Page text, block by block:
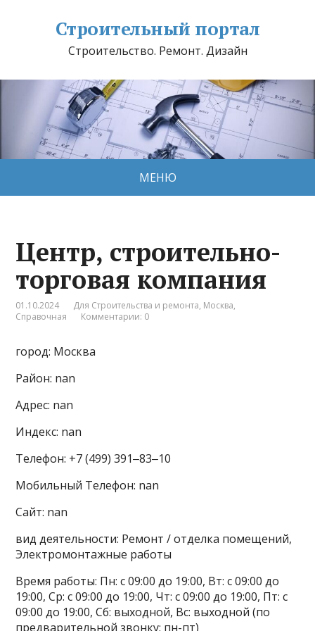
Строительный портал
Строительство. Ремонт. Дизайн
МЕНЮ
Центр, строительно-
торговая компания
01.10.2024 Для Строительства и ремонта, Москва,
Справочная
Комментарии: 0
город: Москва
Район: nan
Адрес: nan
Индекс: nan
Телефон: +7 (499) 391‒83‒10
Мобильный Телефон: nan
Сайт: nan
вид деятельности: Ремонт / отделка помещений,
Электромонтажные работы
Время работы: Пн: с 09:00 до 19:00, Вт: с 09:00 до
19:00, Ср: с 09:00 до 19:00, Чт: с 09:00 до 19:00, Пт: с
09:00 до 19:00, Сб: выходной, Вс: выходной (по
предварительной звонку: пн-пт)